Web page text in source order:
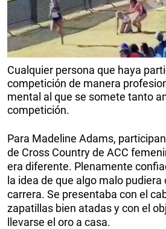
Cualquier persona que haya
competición de manera
mental al que se somete tanto
competición.
Para Madeline Adams,
de Cross Country de ACC
era diferente. Plenamente
la idea de que algo malo pudiera
carrera. Se presentaba con el
zapatillas bien atadas y con el
llevarse el oro a casa.